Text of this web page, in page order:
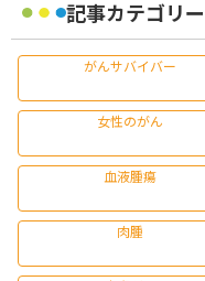
記事カテゴリー
がんサバイバー
女性のがん
血液腫瘍
肉腫